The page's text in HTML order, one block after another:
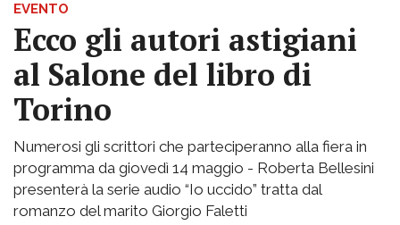
EVENTO
Ecco gli autori astigiani
al Salone del libro di
Torino
Numerosi gli scrittori che parteciperanno alla fiera in
programma da giovedì 14 maggio - Roberta Bellesini
presenterà la serie audio “Io uccido” tratta dal
romanzo del marito Giorgio Faletti